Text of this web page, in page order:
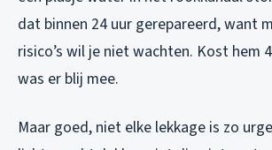
dat binnen 24 uur gerepareerd, want
risico’s wil je niet wachten. Kost hem
was er blij mee.
Maar goed, niet elke lekkage is zo